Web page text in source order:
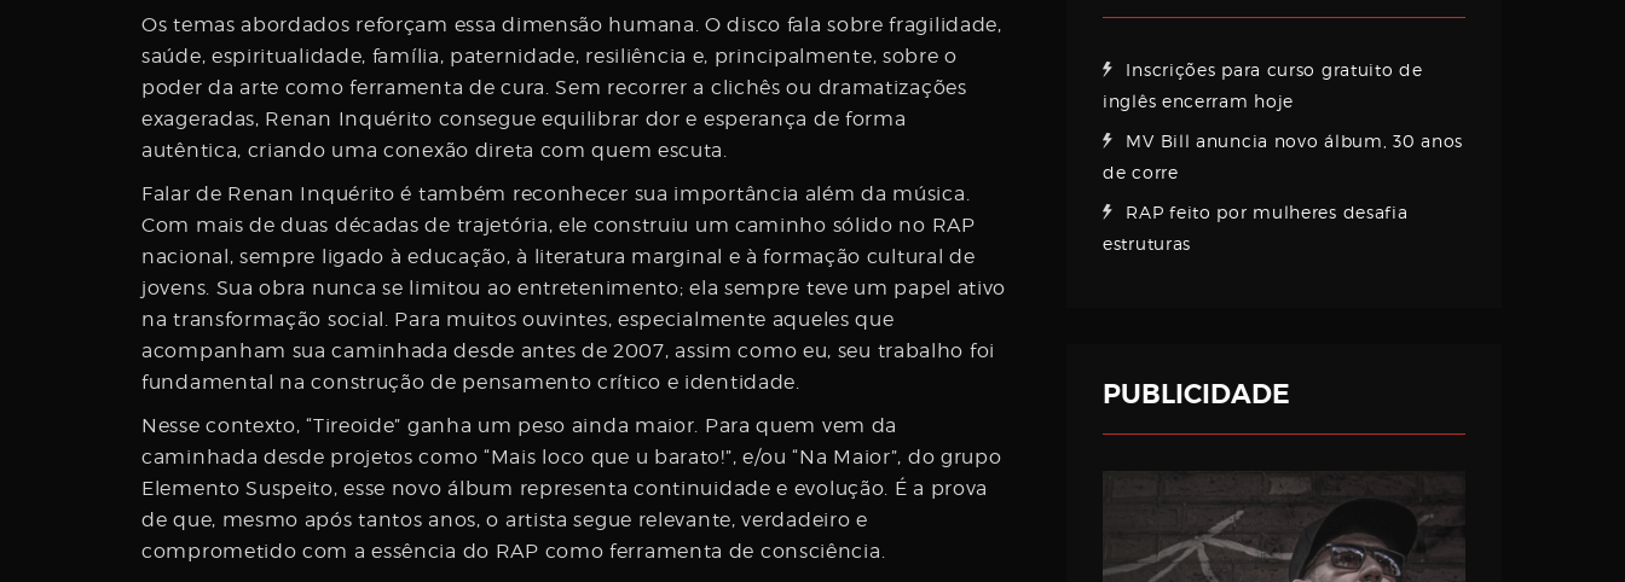
Os temas abordados reforçam essa dimensão humana. O disco fala sobre fragilidade,
saúde, espiritualidade, família, paternidade, resiliência e, principalmente, sobre o
poder da arte como ferramenta de cura. Sem recorrer a clichês ou dramatizações
exageradas, Renan Inquérito consegue equilibrar dor e esperança de forma
autêntica, criando uma conexão direta com quem escuta.
Falar de Renan Inquérito é também reconhecer sua importância além da música.
Com mais de duas décadas de trajetória, ele construiu um caminho sólido no RAP
nacional, sempre ligado à educação, à literatura marginal e à formação cultural de
jovens. Sua obra nunca se limitou ao entretenimento; ela sempre teve um papel ativo
na transformação social. Para muitos ouvintes, especialmente aqueles que
acompanham sua caminhada desde antes de 2007, assim como eu, seu trabalho foi
fundamental na construção de pensamento crítico e identidade.
Nesse contexto, “Tireoide” ganha um peso ainda maior. Para quem vem da
caminhada desde projetos como “Mais loco que u barato!”, e/ou “Na Maior”, do grupo
Elemento Suspeito, esse novo álbum representa continuidade e evolução. É a prova
de que, mesmo após tantos anos, o artista segue relevante, verdadeiro e
comprometido com a essência do RAP como ferramenta de consciência.
Inscrições para curso gratuito de
inglês encerram hoje
MV Bill anuncia novo álbum, 30 anos
de corre
RAP feito por mulheres desafia
estruturas
PUBLICIDADE